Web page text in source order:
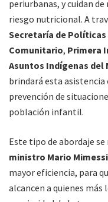
periurbanas, y cuidan
riesgo nutricional. A
Secretaría de Políticas
Comunitario, Primera
Asuntos Indígenas
brindará esta
prevención de
población infantil.
Este tipo de abordaje
ministro Mario Mimessi
mayor eficiencia, para
alcancen a quienes